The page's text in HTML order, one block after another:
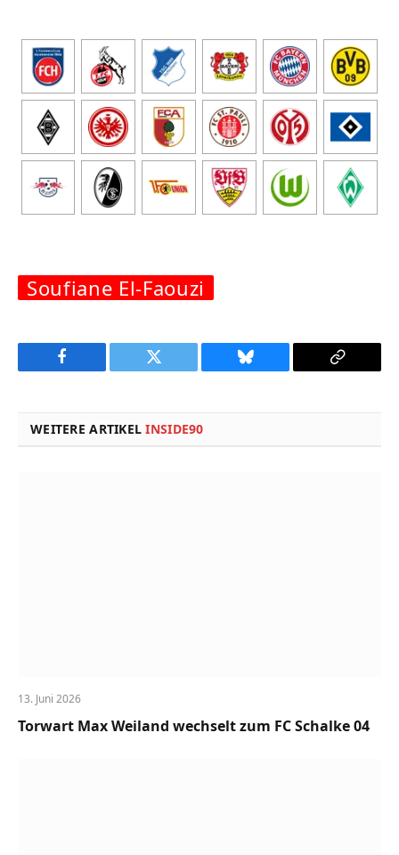
Soufiane El-Faouzi
Facebook Twitter Bluesky
Copy
WEITERE ARTIKELINSIDE90
13. Juni 2026
Torwart Max Weiland wechselt zum FC Schalke 04